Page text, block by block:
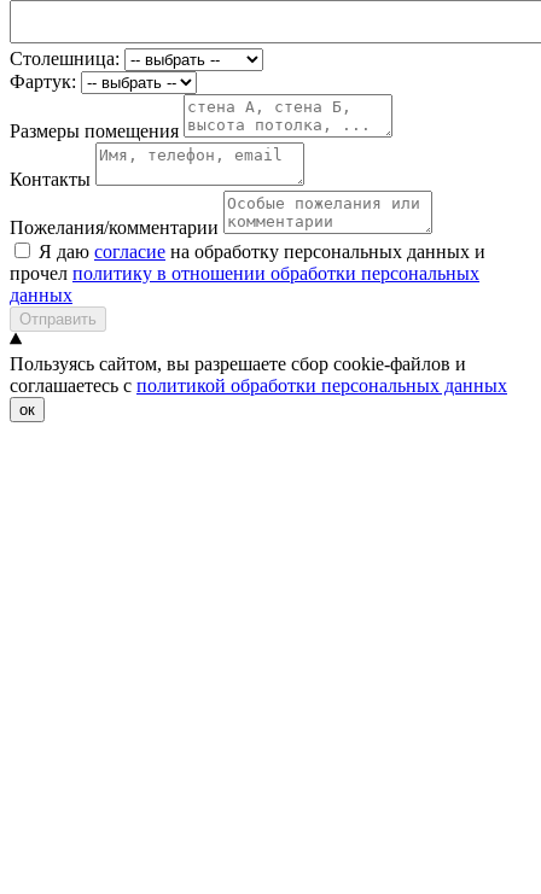
Столешница:
Фартук:
Размеры помещения
Контакты
Пожелания/комментарии
Я даю согласие на обработку персональных данных и
прочел политику в отношении обработки персональных
данных
Отправить
Пользуясь сайтом, вы разрешаете сбор cookie-файлов и
соглашаетесь с политикой обработки персональных данных
ок